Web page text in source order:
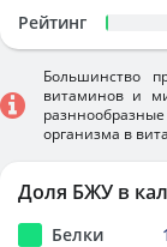
Рейтинг
Большинство
витаминов и
организма в
Доля БЖУ в
Белки